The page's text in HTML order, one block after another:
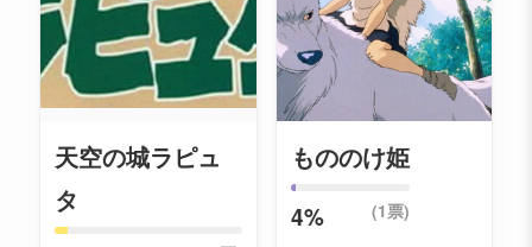
天空の城ラピュ
タ
もののけ姫
4% (1票)